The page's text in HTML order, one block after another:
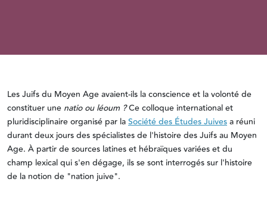
Les Juifs du Moyen Age avaient-ils la conscience et la volonté de
constituer une natio ou léoum ?Ce colloque international et
pluridisciplinaire organisé par laSociété des Études Juivesa réuni
durant deux jours des spécialistes de l'histoire des Juifs au Moyen
Age. À partir de sources latines et hébraïques variées et du
champ lexical qui s'en dégage, ils se sont interrogés sur l'histoire
de la notion de "nation juive".